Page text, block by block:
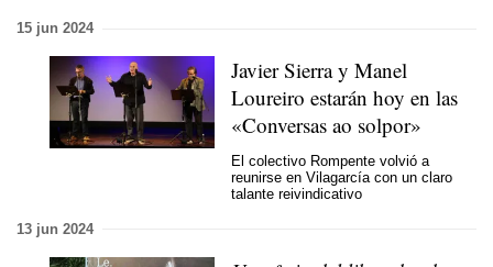
15 jun 2024
Javier Sierra y Manel
Loureiro estarán hoy en las
«Conversas ao solpor»
El colectivo Rompente volvió a
reunirse en Vilagarcía con un claro
talante reivindicativo
13 jun 2024